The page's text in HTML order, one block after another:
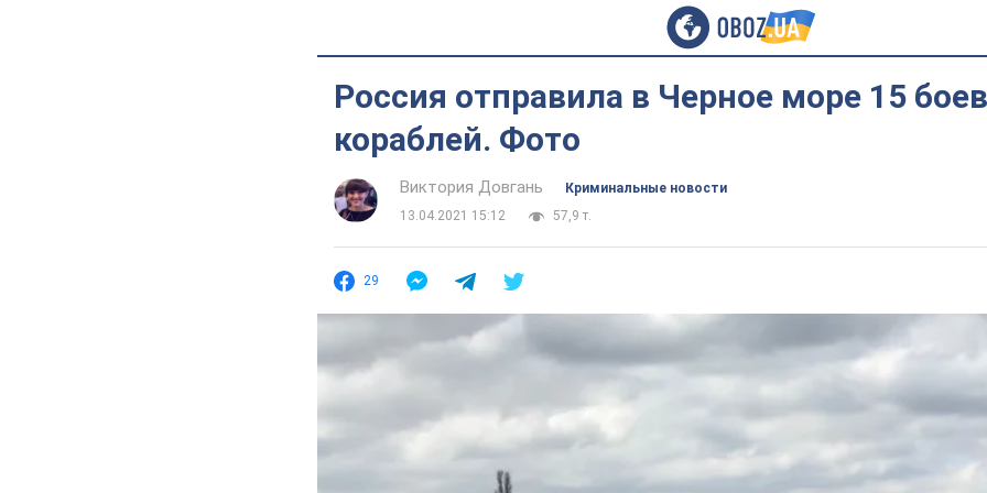
Россия отправила в Черное море 15
кораблей. Фото
Виктория Довгань
Криминальные новости
13.04.2021 15:12
57,9 т.
29